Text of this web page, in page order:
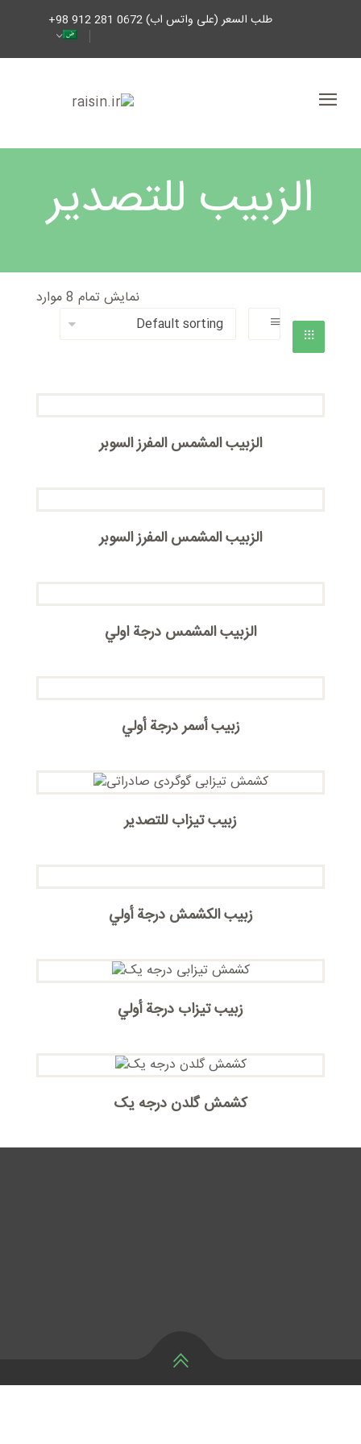
طلب السعر (على واتس اب) 0672 281 912 98+
الزبيب للتصدير
نمایش تمام 8 موارد
الزبیب المشمس المفرز السوبر
الزبیب المشمس المفرز السوبر
الزبیب المشمس درجة اولي
زبيب أسمر درجة أولي
زبيب تيزاب للتصدير
زبیب الکشمش درجة أولي
زبیب تیزاب درجة أولي
کشمش گلدن درجه یک